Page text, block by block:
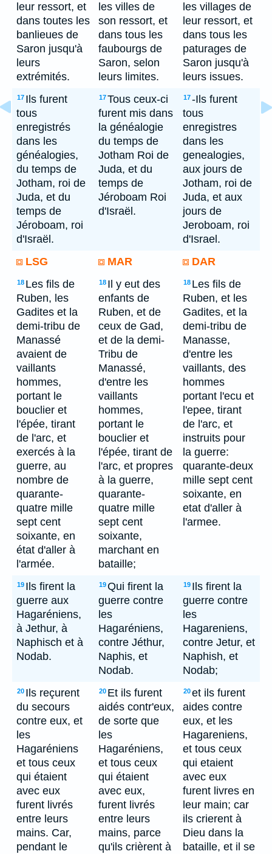
leur ressort, et
dans toutes les
banlieues de
Saron jusqu'à
leurs
extrémités.
les villes de
son ressort, et
dans tous les
faubourgs de
Saron, selon
leurs limites.
les villages de
leur ressort, et
dans tous les
paturages de
Saron jusqu'à
leurs issues.
17 Ils furent
tous
enregistrés
dans les
généalogies,
du temps de
Jotham, roi de
Juda, et du
temps de
Jéroboam, roi
d'Israël.
17Tous ceux-ci
furent mis dans
la généalogie
du temps de
Jotham Roi de
Juda, et du
temps de
Jéroboam Roi
d'Israël.
17-Ils furent
tous
enregistres
dans les
genealogies,
aux jours de
Jotham, roi de
Juda, et aux
jours de
Jeroboam, roi
d'Israel.
LSG
MAR DAR
18 Les fils de
Ruben, les
Gadites et la
demi-tribu de
Manassé
avaient de
vaillants
hommes,
portant le
bouclier et
l'épée, tirant
de l'arc, et
exercés à la
guerre, au
nombre de
quarante-
quatre mille
sept cent
soixante, en
état d'aller à
l'armée.
18 Il y eut des
enfants de
Ruben, et de
ceux de Gad,
et de la demi-
Tribu de
Manassé,
d'entre les
vaillants
hommes,
portant le
bouclier et
l'épée, tirant de
l'arc, et propres
à la guerre,
quarante-
quatre mille
sept cent
soixante,
marchant en
bataille;
18 Les fils de
Ruben, et les
Gadites, et la
demi-tribu de
Manasse,
d'entre les
vaillants, des
hommes
portant l'ecu et
l'epee, tirant
de l'arc, et
instruits pour
la guerre:
quarante-deux
mille sept cent
soixante, en
etat d'aller à
l'armee.
19 Ils firent la
guerre aux
Hagaréniens,
à Jethur, à
Naphisch et à
Nodab.
19Qui firent la
guerre contre
les
Hagaréniens,
contre Jéthur,
Naphis, et
Nodab.
19 Ils firent la
guerre contre
les
Hagareniens,
contre Jetur, et
Naphish, et
Nodab;
20 Ils reçurent
du secours
contre eux, et
les
Hagaréniens
et tous ceux
qui étaient
avec eux
furent livrés
entre leurs
mains. Car,
pendant le
20 Et ils furent
aidés contr'eux,
de sorte que
les
Hagaréniens,
et tous ceux
qui étaient
avec eux,
furent livrés
entre leurs
mains, parce
qu'ils crièrent à
20et ils furent
aides contre
eux, et les
Hagareniens,
et tous ceux
qui etaient
avec eux
furent livres en
leur main; car
ils crierent à
Dieu dans la
bataille, et il se